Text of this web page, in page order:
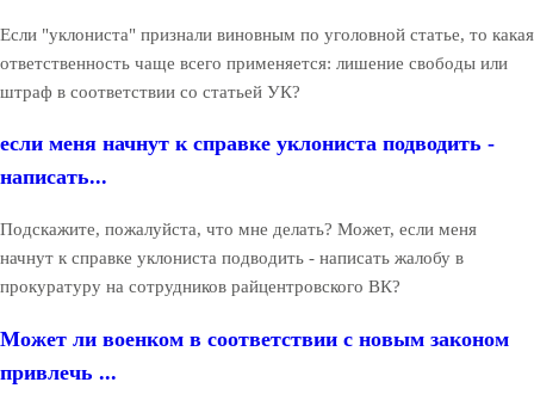
Если "уклониста" признали виновным по уголовной статье, то какая
ответственность чаще всего применяется: лишение свободы или
штраф в соответствии со статьей УК?
если меня начнут к справке уклониста подводить -
написать...
Подскажите, пожалуйста, что мне делать? Может, если меня
начнут к справке уклониста подводить - написать жалобу в
прокуратуру на сотрудников райцентровского ВК?
Может ли военком в соответствии с новым законом
привлечь ...